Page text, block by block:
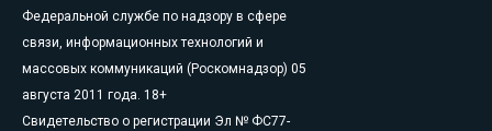
Федеральной службе по надзору в сфере
связи, информационных технологий и
массовых коммуникаций (Роскомнадзор) 05
августа 2011 года. 18+
Свидетельство о регистрации Эл № ФС77-